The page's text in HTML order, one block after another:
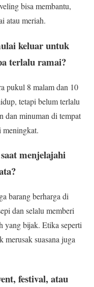
bisa membantu,
atau meriah.
keluar untuk
terlalu ramai?
pukul 8 malam dan 10
tetapi belum terlalu
dan minuman di tempat
meningkat.
menjelajahi
barang berharga di
dan selalu memberi
yang bijak. Etika seperti
merusak suasana juga
festival, atau